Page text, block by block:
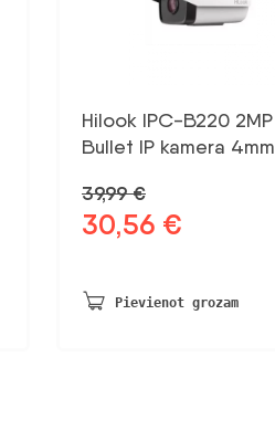
Hilook IPC-B220 2MP
Bullet IP kamera 4mm
39,99€
Sākotnējā
39,99 €.
30,56 €
30,56 €.
Pievienot grozam